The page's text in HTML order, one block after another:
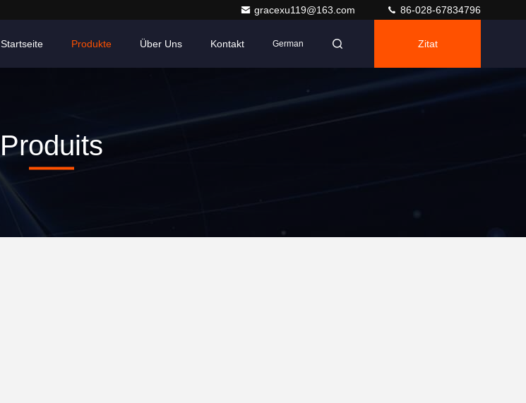
gracexu119@163.com 86-028-67834796
Startseite Produkte Über Uns Kontakt German Zitat
Produits